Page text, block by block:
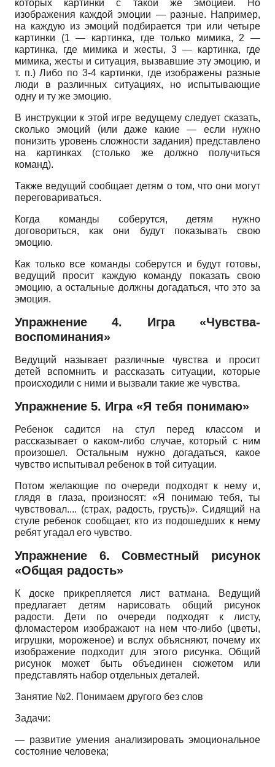
которых картинки с такой же эмоцией. Но
изображения каждой эмоции — разные. Например,
на каждую из эмоций подбирается три или четыре
картинки (1 — картинка, где только мимика, 2 —
картинка, где мимика и жесты, 3 — картинка, где
мимика, жесты и ситуация, вызвавшие эту эмоцию, и
т. п.) Либо по 3-4 картинки, где изображены разные
люди в различных ситуациях, но испытывающие
одну и ту же эмоцию.
В инструкции к этой игре ведущему следует сказать,
сколько эмоций (или даже какие — если нужно
понизить уровень сложности задания) представлено
на картинках (столько же должно получиться
команд).
Также ведущий сообщает детям о том, что они могут
переговариваться.
Когда команды соберутся, детям нужно
договориться, как они будут показывать свою
эмоцию.
Как только все команды соберутся и будут готовы,
ведущий просит каждую команду показать свою
эмоцию, а остальные должны догадаться, что это за
эмоция.
Упражнение 4. Игра «Чувства-
воспоминания»
Ведущий называет различные чувства и просит
детей вспомнить и рассказать ситуации, которые
проиcходили с ними и вызвали такие же чувства.
Упражнение 5. Игра «Я тебя понимаю»
Ребенок садится на стул перед классом и
рассказывает о каком-либо случае, который с ним
произошел. Остальным нужно догадаться, какое
чувство испытывал ребенок в той ситуации.
Потом желающие по очереди подходят к нему и,
глядя в глаза, произносят: «Я понимаю тебя, ты
чувствовал.... (страх, радость, грусть)». Сидящий на
стуле ребенок сообщает, кто из подошедших к нему
ребят угадал его чувство.
Упражнение 6. Совместный рисунок
«Общая радость»
К доске прикрепляется лист ватмана. Ведущий
предлагает детям нарисовать общий рисунок
радости. Дети по очереди подходят к листу,
фломастером изображают на нем что-либо (цветы,
игрушки, мороженое) и вслух объясняют, почему их
изображение подходит для этого рисунка. Общий
рисунок может быть объединен сюжетом или
представлять набор отдельных деталей.
Занятие №2. Понимаем другого без слов
Задачи:
— развитие умения анализировать эмоциональное
состояние человека;